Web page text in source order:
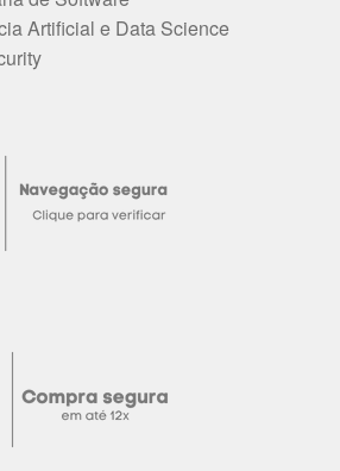
Artificial e Data Science